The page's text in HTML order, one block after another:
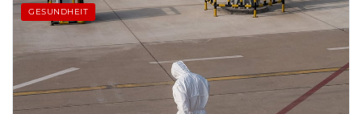
GESUNDHEIT